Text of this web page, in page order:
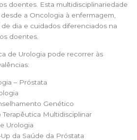
doentes. Esta multidisciplinariedade
a Oncologia à enfermagem,
dia e cuidados diferenciados na
doentes.
de Urologia pode recorrer às
– Próstata
Genético
Terapêutica Multidisciplinar
Urologia
da Saúde da Próstata